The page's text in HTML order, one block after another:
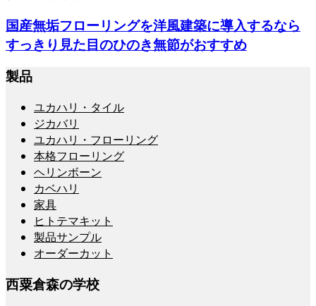
国産無垢フローリングを洋風建築に導入するなら
すっきり見た目のひのき無節がおすすめ
製品
ユカハリ・タイル
ジカバリ
ユカハリ・フローリング
本格フローリング
ヘリンボーン
カベハリ
家具
ヒトテマキット
製品サンプル
オーダーカット
西粟倉森の学校